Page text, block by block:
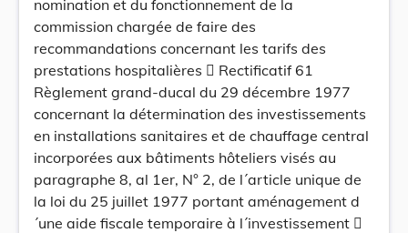
nomination et du fonctionnement de la
commission chargée de faire des
recommandations concernant les tarifs des
prestations hospitalières  Rectificatif 61
Règlement grand-ducal du 29 décembre 1977
concernant la détermination des investissements
en installations sanitaires et de chauffage central
incorporées aux bâtiments hôteliers visés au
paragraphe 8, al 1er, N° 2, de l´article unique de
la loi du 25 juillet 1977 portant aménagement d
´une aide fiscale temporaire à l´investissement 